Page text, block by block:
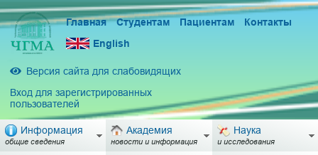
Главная Студентам Пациентам
Контакты
English
Версия сайта для слабовидящих
Вход для зарегистрированных
пользователей
Информация
общие сведения
Академия
новости и информация
Наука
и исследования